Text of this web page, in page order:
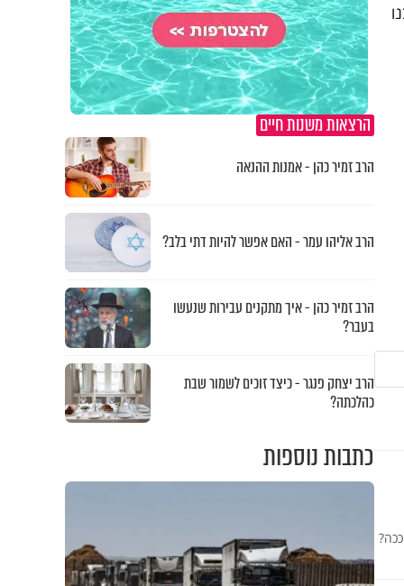
הרצאות משנות חיים
הרב זמיר כהן - אמנות ההנאה
הרב אליהו עמר - האם אפשר להיות דתי בלב?
הרב זמיר כהן - איך מתקנים עבירות שנעשו
בעבר?
הרב יצחק פנגר - כיצד זוכים לשמור שבת
כהלכתה?
כתבות נוספות